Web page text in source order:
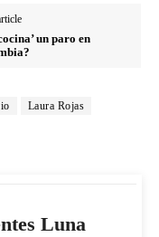
un paro en
Laura Rojas
Luna